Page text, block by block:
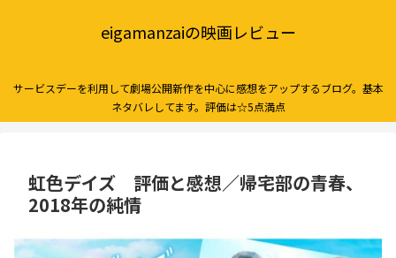
eigamanzaiの映画レビュー
サービスデーを利用して劇場公開新作を中心に感想をアップするブログ。基本
ネタバレしてます。評価は☆5点満点
虹色デイズ 評価と感想／帰宅部の青春、
2018年の純情